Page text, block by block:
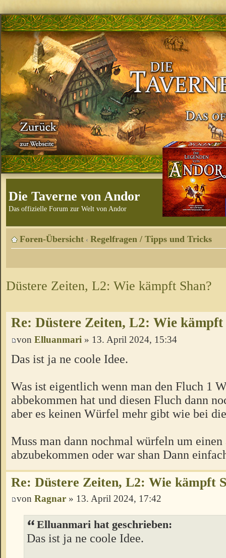
Die Taverne von Andor
Das offizielle Forum zur Welt von Andor
Foren-Übersicht ‹ Regelfragen / Tipps und Tricks
Düstere Zeiten, L2: Wie kämpft Shan?
Re: Düstere Zeiten, L2: Wie kämpft
von Elluanmari » 13. April 2024, 15:34
Das ist ja ne coole Idee.
Was ist eigentlich wenn man den Fluch 1
abbekommen hat und diesen Fluch dann
aber es keinen Würfel mehr gibt wie bei
Muss man dann nochmal würfeln um einen
abzubekommen oder war shan Dann
Re: Düstere Zeiten, L2: Wie kämpft
von Ragnar » 13. April 2024, 17:42
Elluanmari hat geschrieben:
Das ist ja ne coole Idee.